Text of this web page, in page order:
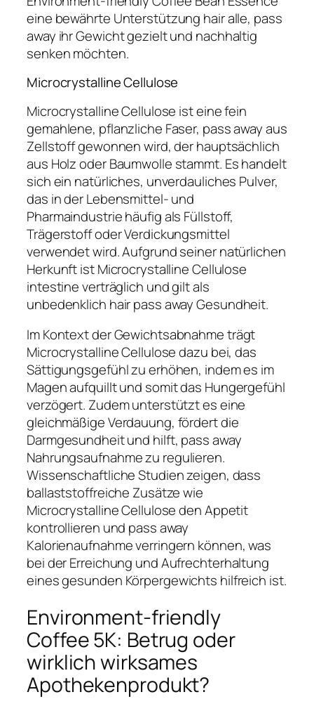
eine bewährte Unterstützung hair alle, pass
away ihr Gewicht gezielt und nachhaltig
senken möchten.
Microcrystalline Cellulose
Microcrystalline Cellulose ist eine fein
gemahlene, pflanzliche Faser, pass away aus
Zellstoff gewonnen wird, der hauptsächlich
aus Holz oder Baumwolle stammt. Es handelt
sich ein natürliches, unverdauliches Pulver,
das in der Lebensmittel- und
Pharmaindustrie häufig als Füllstoff,
Trägerstoff oder Verdickungsmittel
verwendet wird. Aufgrund seiner natürlichen
Herkunft ist Microcrystalline Cellulose
intestine verträglich und gilt als
unbedenklich hair pass away Gesundheit.
Im Kontext der Gewichtsabnahme trägt
Microcrystalline Cellulose dazu bei, das
Sättigungsgefühl zu erhöhen, indem es im
Magen aufquillt und somit das Hungergefühl
verzögert. Zudem unterstützt es eine
gleichmäßige Verdauung, fördert die
Darmgesundheit und hilft, pass away
Nahrungsaufnahme zu regulieren.
Wissenschaftliche Studien zeigen, dass
ballaststoffreiche Zusätze wie
Microcrystalline Cellulose den Appetit
kontrollieren und pass away
Kalorienaufnahme verringern können, was
bei der Erreichung und Aufrechterhaltung
eines gesunden Körpergewichts hilfreich ist.
Environment-friendly
Coffee 5K: Betrug oder
wirklich wirksames
Apothekenprodukt?